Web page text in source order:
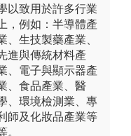
以致用於許多行業
上，例如：半導體產
、生技製藥產業、
進與傳統材料產
、電子與顯示器產
、食品產業、醫
、環境檢測業、專
師及化妝品產業等
。